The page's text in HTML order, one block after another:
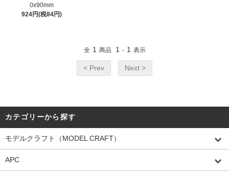
0x90mm
924円(税84円)
全 1 商品 1 - 1 表示
< Prev Next >
カテゴリーから探す
モデルクラフト（MODEL CRAFT）
APC